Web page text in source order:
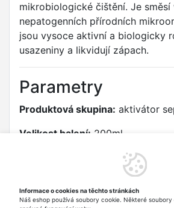
mikrobiologické čištění. Je směsí
nepatogenních přírodních
jsou vysoce aktivní a biologicky
usazeniny a likvidují zápach.
Parametry
Produktová skupina: aktivátor
Velikost balení: 200ml
Výrobce/dovozce podle nařízení
Budínek 86, 263 01 Dobříš, CZ
Email: office@nohelgarden.cz Telefon:
Informace o cookies na těchto stránkách
Náš eshop používá soubory cookie. Některé